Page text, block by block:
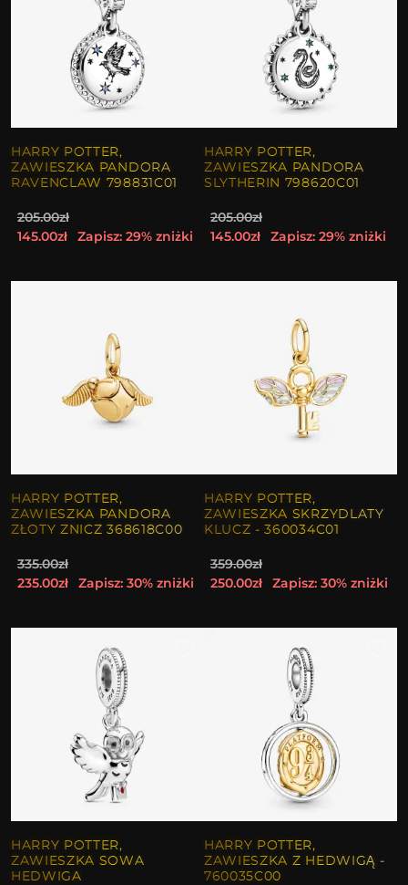
HARRY POTTER,
ZAWIESZKA PANDORA
RAVENCLAW 798831C01
205.00zł
145.00zł
Zapisz: 29% zniżki
HARRY POTTER,
ZAWIESZKA PANDORA
SLYTHERIN 798620C01
205.00zł
145.00zł
Zapisz: 29% zniżki
HARRY POTTER,
ZAWIESZKA PANDORA
ZŁOTY ZNICZ 368618C00
335.00zł
235.00zł
Zapisz: 30% zniżki
HARRY POTTER,
ZAWIESZKA SKRZYDLATY
KLUCZ - 360034C01
359.00zł
250.00zł
Zapisz: 30% zniżki
HARRY POTTER,
ZAWIESZKA SOWA
HEDWIGA
HARRY POTTER,
ZAWIESZKA Z HEDWIGĄ -
760035C00